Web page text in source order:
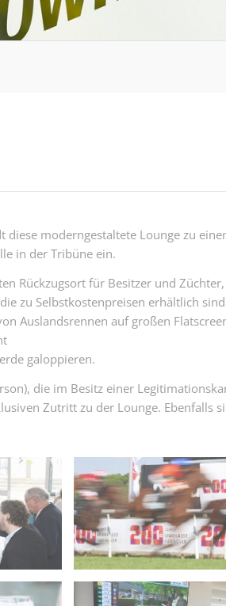
moderngestaltete Lounge zu
in der Tribüne ein.
Rückzugsort für Besitzer und
zu Selbstkostenpreisen erhältlich
Auslandsrennen auf großen
galoppieren.
die im Besitz einer
Zutritt zu der Lounge. Ebenfalls